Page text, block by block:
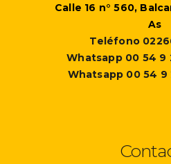
Calle 16 n° 560,
As
Teléfono
Whatsapp 00 54 9
Whatsapp 00 54 9